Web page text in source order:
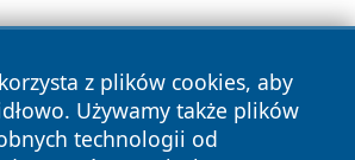
z plików cookies, aby
Używamy także plików
technologii od